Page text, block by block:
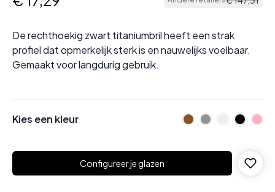
De rechthoekig zwart titaniumbril heeft een strak
profiel dat opmerkelijk sterk is en nauwelijks voelbaar.
Gemaakt voor langdurig gebruik.
Kies een kleur
Configureer je glazen